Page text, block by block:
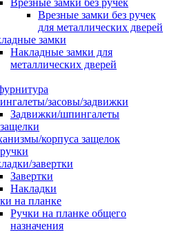
Врезные замки без ручек
Врезные замки без ручек
для металлических дверей
замки
Накладные замки для
металлических дверей
засовы/задвижки
Задвижки/шпингалеты
корпуса защелок
завертки
Завертки
Накладки
на планке
Ручки на планке общего
назначения